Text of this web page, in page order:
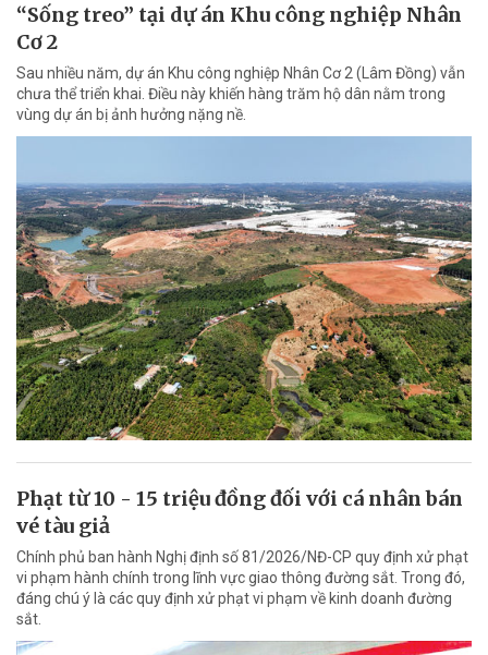
“Sống treo” tại dự án Khu công nghiệp Nhân
Cơ 2
Sau nhiều năm, dự án Khu công nghiệp Nhân Cơ 2 (Lâm Đồng) vẫn
chưa thể triển khai. Điều này khiến hàng trăm hộ dân nằm trong
vùng dự án bị ảnh hưởng nặng nề.
Phạt từ 10 - 15 triệu đồng đối với cá nhân bán
vé tàu giả
Chính phủ ban hành Nghị định số 81/2026/NĐ-CP quy định xử phạt
vi phạm hành chính trong lĩnh vực giao thông đường sắt. Trong đó,
đáng chú ý là các quy định xử phạt vi phạm về kinh doanh đường
sắt.